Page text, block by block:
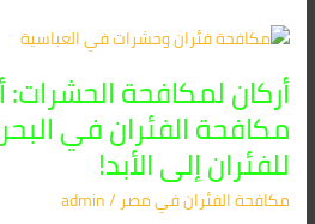
أركان لمكافحة
مكافحة الفئران في
للفئران إلى الأبد!
مكافحة الفئران​ في مصر/
admin
أركان
الحشرات:
أفضل
شركة
مكافحة
الفئران